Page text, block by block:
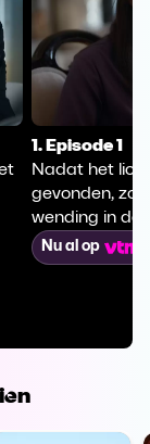
1. Episode 1
Nadat het
gevonden,
wending in de
onderzoekers
aannames in
Nu al op